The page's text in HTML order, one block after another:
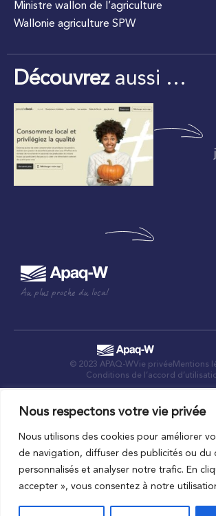
Nous respectons votre vie privée
Nous utilisons des cookies pour améliorer
de navigation, diffuser des publicités ou du
personnalisés et analyser notre trafic. En
accepter », vous consentez à notre
Ministre wallon de l’agriculture
Wallonie agriculture SPW
Découvrezaussi …
Au plus proche du local
© 2023 APAQ-WVie privée Mentions
Conditions de l’accord